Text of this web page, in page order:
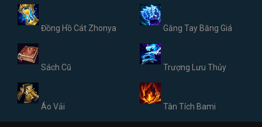
Đồng Hồ Cát Zhonya Găng Tay Băng Giá
Sách Cũ Trượng Lưu Thủy
Áo Vải Tàn Tích Bami